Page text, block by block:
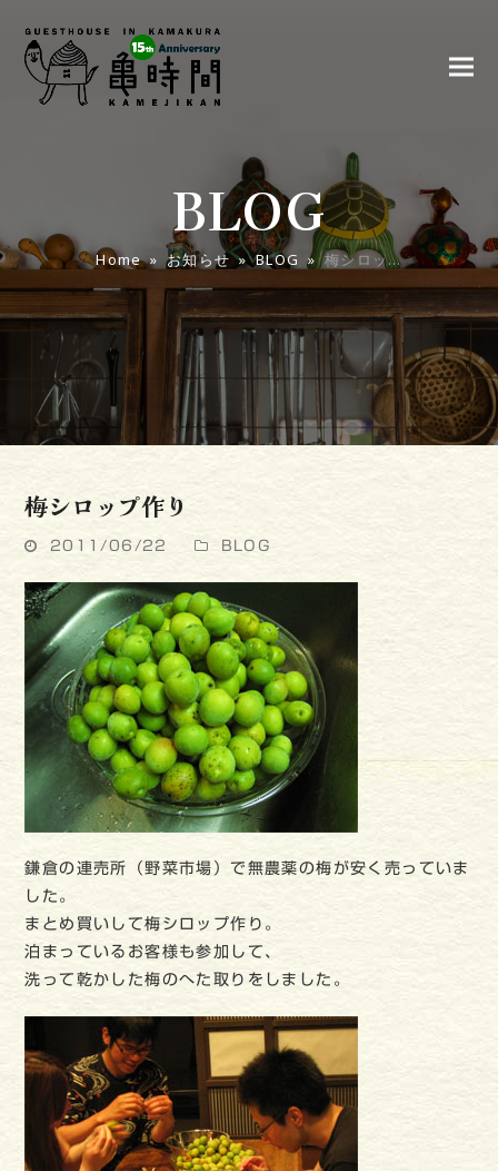
BLOG
Home» お知らせ»BLOG »梅シロッ…
梅シロップ作り
2011/06/22 BLOG
鎌倉の連売所（野菜市場）で無農薬の梅が安く売っていま
した。
まとめ買いして梅シロップ作り。
泊まっているお客様も参加して、
洗って乾かした梅のへた取りをしました。